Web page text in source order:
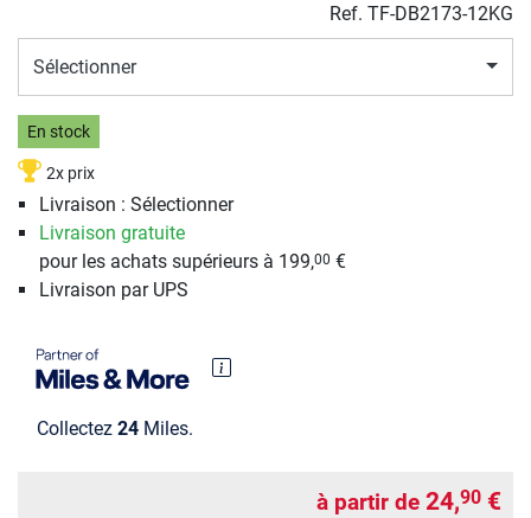
Ref. TF-DB2173-12KG
Sélectionner
En stock
2x prix
Livraison : Sélectionner
Livraison gratuite
pour les achats supérieurs à 199,00 €
Livraison par UPS
Collectez 24 Miles.
à partir de 24,90 €